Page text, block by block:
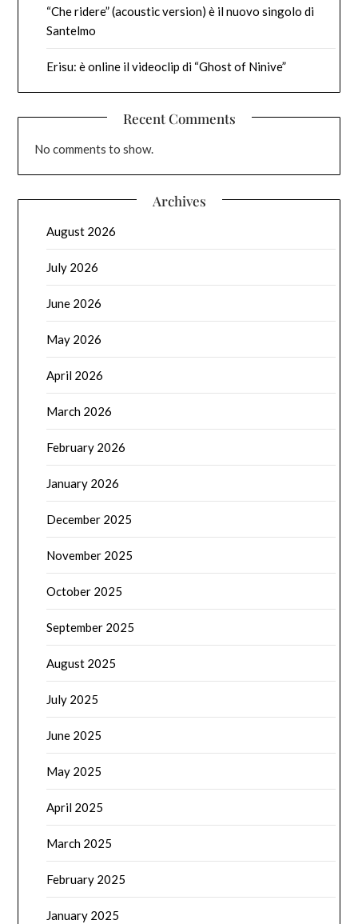
“Che ridere” (acoustic version) è il nuovo singolo di
Santelmo
Erisu: è online il videoclip di “Ghost of Ninive”
Recent Comments
No comments to show.
Archives
August 2026
July 2026
June 2026
May 2026
April 2026
March 2026
February 2026
January 2026
December 2025
November 2025
October 2025
September 2025
August 2025
July 2025
June 2025
May 2025
April 2025
March 2025
February 2025
January 2025